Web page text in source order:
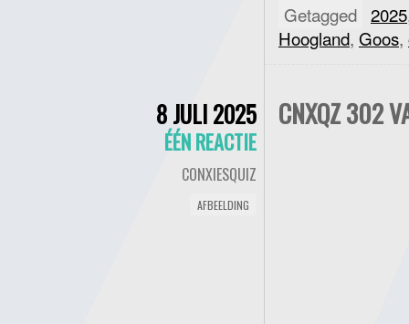
Getagged 2025
Hoogland, Goos,
8 JULI 2025
ÉÉN REACTIE
CONXIESQUIZ
AFBEELDING
CNXQZ 302